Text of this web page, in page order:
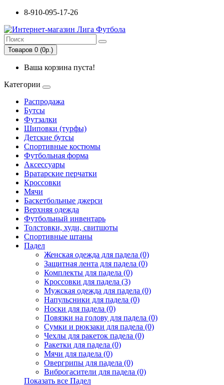
8-910-095-17-26
Товаров 0 (0р.)
Ваша корзина пуста!
Категории
Распродажа
Бутсы
Футзалки
Шиповки (турфы)
Детские бутсы
Спортивные костюмы
Футбольная форма
Аксессуары
Вратарские перчатки
Кроссовки
Мячи
Баскетбольные джерси
Верхняя одежда
Футбольный инвентарь
Толстовки, худи, свитшоты
Спортивные штаны
Падел
Женская одежда для падела (0)
Защитная лента для падела (0)
Комплекты для падела (0)
Кроссовки для падела (3)
Мужская одежда для падела (0)
Напульсники для падела (0)
Носки для падела (0)
Повязки на голову для падела (0)
Сумки и рюкзаки для падела (0)
Чехлы для ракеток падела (0)
Ракетки для падела (0)
Мячи для падела (0)
Овергрипы для падела (0)
Виброгасители для падела (0)
Показать все Падел